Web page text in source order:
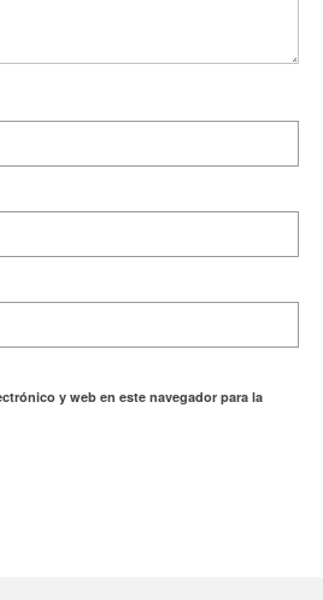
y web en este navegador para la